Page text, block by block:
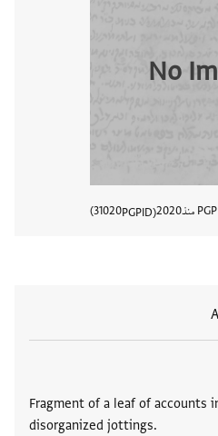
No
2020
PGPID
31020
Fragment of a leaf of accounts
disorganized jottings.